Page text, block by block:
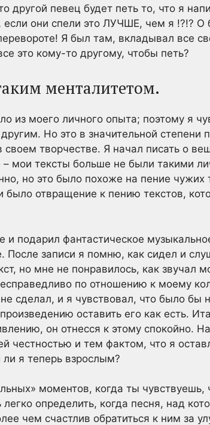
другой певец будет петь то, что я
если они спели это ЛУЧШЕ, чем я !?!? О
Я был там, вкладывал все
это кому-то другому, чтобы петь?
менталитетом.
из моего личного опыта; поэтому я
Но это в значительной степени
творчестве. Я начал писать о
мои тексты больше не были такими
но это было похоже на пение чужих
отвращение к пению текстов,
подарил фантастическое
После записи я помню, как сидел и
но мне не понравилось, как звучал
по отношению к моему
сделал, и я чувствовал, что было бы
оставить его как есть.
он отнесся к этому спокойно.
честностью и тем фактом, что я
я теперь взрослым?
моментов, когда ты чувствуешь,
определить, когда песня, над
чем счастлив обратиться к ним за